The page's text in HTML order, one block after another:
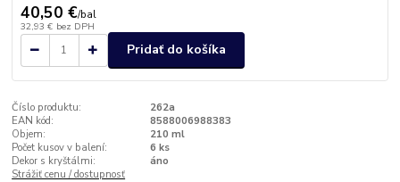
40,50 €/bal
32,93 € bez DPH
Pridať do košíka
Číslo produktu:
262a
EAN kód:
8588006988383
Objem:
210 ml
Počet kusov v balení:
6 ks
Dekor s kryštálmi:
áno
Strážiť cenu / dostupnosť